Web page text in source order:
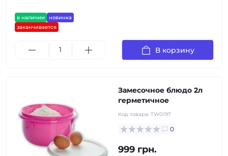
в наличии
новинка
заканчивается
В корзину
Замесочное блюдо 2л
герметичное
Код товара: TW0197
0
999 грн.